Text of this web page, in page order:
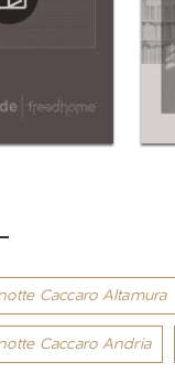
Caccaro Altamura
Caccaro Andria